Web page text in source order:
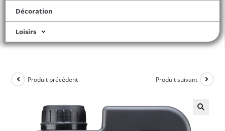
Décoration
Loisirs
Produit précédent Produit suivant